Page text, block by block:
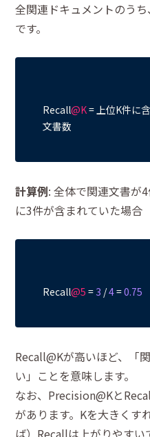
全関連ドキュメントのう
です。
Recall@K = 上位K件に
計算例: 全体で関連文書が
に3件が含まれていた場合
Recall@5 = 3 / 4 = 0.75
Recall@Kが高いほど、「
い」ことを意味します。
なお、Precision@Kと
があります。Kを大きくす
ば）Recallは上がりやすい